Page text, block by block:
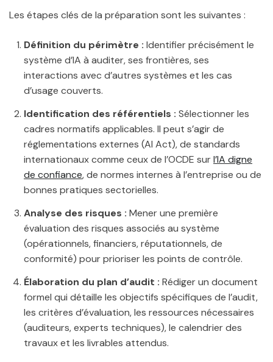
Les étapes clés de la préparation sont les suivantes :
Définition du périmètre : Identifier précisément le
système d’IA à auditer, ses frontières, ses
interactions avec d’autres systèmes et les cas
d’usage couverts.
Identification des référentiels : Sélectionner les
cadres normatifs applicables. Il peut s’agir de
réglementations externes (AI Act), de standards
internationaux comme ceux de l’OCDE surl’IA digne
de confiance, de normes internes à l’entreprise ou de
bonnes pratiques sectorielles.
Analyse des risques : Mener une première
évaluation des risques associés au système
(opérationnels, financiers, réputationnels, de
conformité) pour prioriser les points de contrôle.
Élaboration du plan d’audit : Rédiger un document
formel qui détaille les objectifs spécifiques de l’audit,
les critères d’évaluation, les ressources nécessaires
(auditeurs, experts techniques), le calendrier des
travaux et les livrables attendus.